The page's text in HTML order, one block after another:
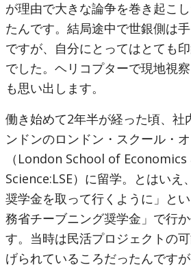
が理由で大きな論争を巻き起こ
たんです。結局途中で世銀側は
ですが、自分にとってはとても
でした。ヘリコプターで現地視
も思い出します。
働き始めて2年半が経った頃、社
ンドンのロンドン・スクール・
（London School of
Science:LSE）に留学。とはいえ
奨学金を取って行くように」と
務省チーブニング奨学金」で行
す。当時は民活プロジェクトの
げられているころだったんです